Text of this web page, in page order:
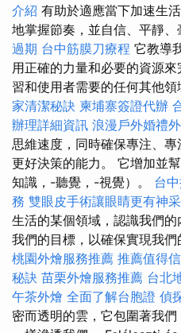
介紹 有助於適應當下加速生
地掌握節奏，並自信、平靜、
過期 台中筋膜刀療程 它教導
用正確的力量和必要的資源
習和使用者需要的任何其他領
家清潔秘訣 柬埔寨簽證代辦
辦理詳細資訊 浪漫戶外婚禮
思維速度，同時確保專注、
更好決策的能力。 它增加並
知識，-聽覺，-視覺）。 台
務 雙眼皮手術讓眼睛更有神采
生活的某個領域，認識我們
我們的目標，以確保實現我們
桃園外燴服務推薦 推薦值得
秘訣 苗栗外燴服務推薦 台北
午茶外燴 全面了解台胞證 偵
密而透明的雲，它包圍著我